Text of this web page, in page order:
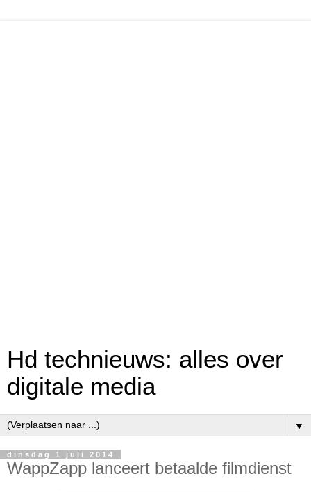
Hd technieuws: alles over
digitale media
▼
dinsdag 1 juli 2014
WappZapp lanceert betaalde filmdienst